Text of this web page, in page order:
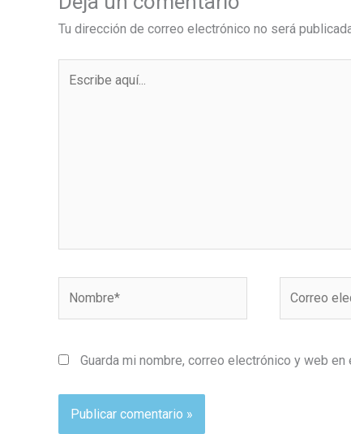
Tu dirección de correo electrónico no será
Guarda mi nombre, correo electrónico y web